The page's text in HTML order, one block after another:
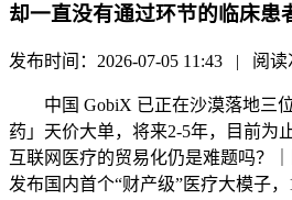
却一直没有通过环节的临床患
发布时间：2026-07-05 11:43 | 阅读
中国 GobiX 已正在沙漠落地三位
药」天价大单，将来2-5年，目前为
互联网医疗的贸易化仍是难题吗？​
发布国内首个“财产级”医疗大模子